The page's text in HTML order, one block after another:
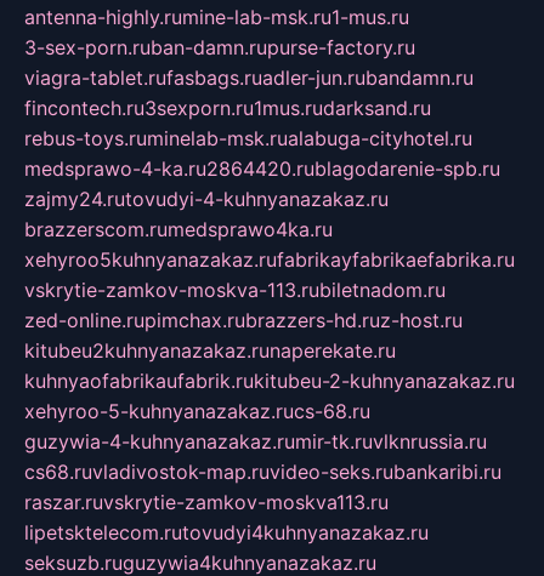
antenna-highly.rumine-lab-msk.ru1-mus.ru
3-sex-porn.ruban-damn.rupurse-factory.ru
viagra-tablet.rufasbags.ruadler-jun.rubandamn.ru
fincontech.ru3sexporn.ru1mus.rudarksand.ru
rebus-toys.ruminelab-msk.rualabuga-cityhotel.ru
medsprawo-4-ka.ru2864420.rublagodarenie-spb.ru
zajmy24.rutovudyi-4-kuhnyanazakaz.ru
brazzerscom.rumedsprawo4ka.ru
xehyroo5kuhnyanazakaz.rufabrikayfabrikaefabrika.ru
vskrytie-zamkov-moskva-113.rubiletnadom.ru
zed-online.rupimchax.rubrazzers-hd.ruz-host.ru
kitubeu2kuhnyanazakaz.runaperekate.ru
kuhnyaofabrikaufabrik.rukitubeu-2-kuhnyanazakaz.ru
xehyroo-5-kuhnyanazakaz.rucs-68.ru
guzywia-4-kuhnyanazakaz.rumir-tk.ruvlknrussia.ru
cs68.ruvladivostok-map.ruvideo-seks.rubankaribi.ru
raszar.ruvskrytie-zamkov-moskva113.ru
lipetsktelecom.rutovudyi4kuhnyanazakaz.ru
seksuzb.ruguzywia4kuhnyanazakaz.ru